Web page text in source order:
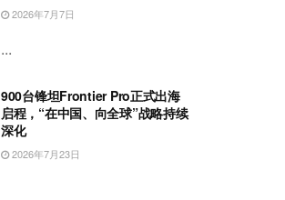
2026年7月7日
...
900台锋坦Frontier Pro正式出海
启程，“在中国、向全球”战略持续
深化
2026年7月23日